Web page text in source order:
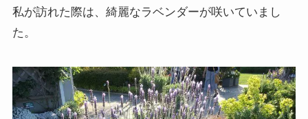
私が訪れた際は、綺麗なラベンダーが咲いていまし
た。